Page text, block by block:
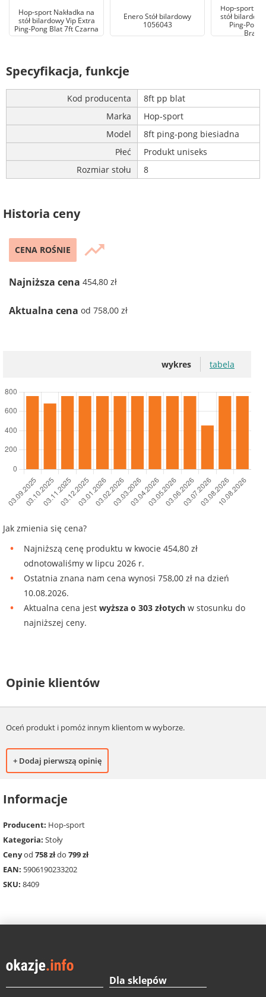
Hop-sport Nakładka na
stół bilardowy Vip Extra
Ping-Pong Blat 7ft Czarna
Enero Stół bilardowy
1056043
Hop-sport
stół
Ping-Pong
Specyfikacja, funkcje
Kod producenta
8ft pp blat
Marka
Hop-sport
Model
8ft ping-pong biesiadna
Płeć
Produkt uniseks
Rozmiar stołu
8
Historia ceny
CENA ROŚNIE trending_up
Najniższa cena 454,80 zł
Aktualna cena od 758,00 zł
wykres tabela
Jak zmienia się cena?
Najniższą cenę produktu w kwocie 454,80 zł
odnotowaliśmy w lipcu 2026 r.
Ostatnia znana nam cena wynosi 758,00 zł na dzień
10.08.2026.
Aktualna cena jest wyższa o 303 złotych w stosunku do
najniższej ceny.
Opinie klientów
Oceń produkt i pomóż innym klientom w wyborze.
+ Dodaj pierwszą opinię
Informacje
Producent: Hop-sport
Kategoria: Stoły
Cenyod 758 złdo 799 zł
EAN: 5906190233202
SKU: 8409
Dla sklepów